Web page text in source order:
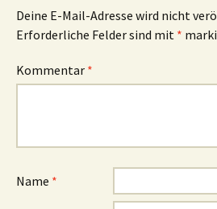
Deine E-Mail-Adresse wird nicht
Erforderliche Felder sind mit *
Kommentar *
Name *